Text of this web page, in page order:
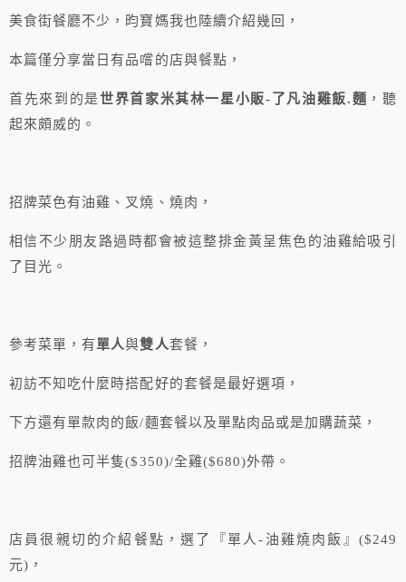
美食街餐廳不少，昀寶媽我也陸續介紹幾回，
本篇僅分享當日有品嚐的店與餐點，
首先來到的是世界首家米其林一星小販-了凡油雞飯.麵 ，聽
起來頗威的。
招牌菜色有油雞、叉燒、燒肉，
相信不少朋友路過時都會被這整排金黃呈焦色的油雞給吸引
了目光。
參考菜單，有單人與雙人套餐，
初訪不知吃什麼時搭配好的套餐是最好選項，
下方還有單款肉的飯/麵套餐以及單點肉品或是加購蔬菜，
招牌油雞也可半隻($350)/全雞($680)外帶。
店員很親切的介紹餐點，選了『單人-油雞燒肉飯』($249
元)，